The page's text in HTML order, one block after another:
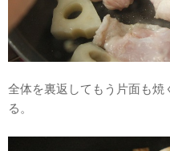
全体を裏返してもう片面も焼
る。